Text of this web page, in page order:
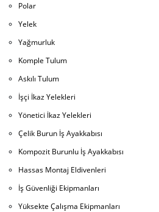
Polar
Yelek
Yağmurluk
Komple Tulum
Askılı Tulum
İşçi İkaz Yelekleri
Yönetici İkaz Yelekleri
Çelik Burun İş Ayakkabısı
Kompozit Burunlu İş Ayakkabısı
Hassas Montaj Eldivenleri
İş Güvenliği Ekipmanları
Yüksekte Çalışma Ekipmanları